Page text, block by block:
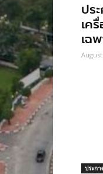
ปร
เค
เฉพ
ประก